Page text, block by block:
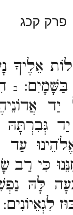
פרק קכג
אֵלֶיךָ
בַּשָּׁמָיִם:ב
גְּבִרְתָּהּ
עַד
כִּי רַב
לָּהּ
לִגְאֵיוֹנִים: